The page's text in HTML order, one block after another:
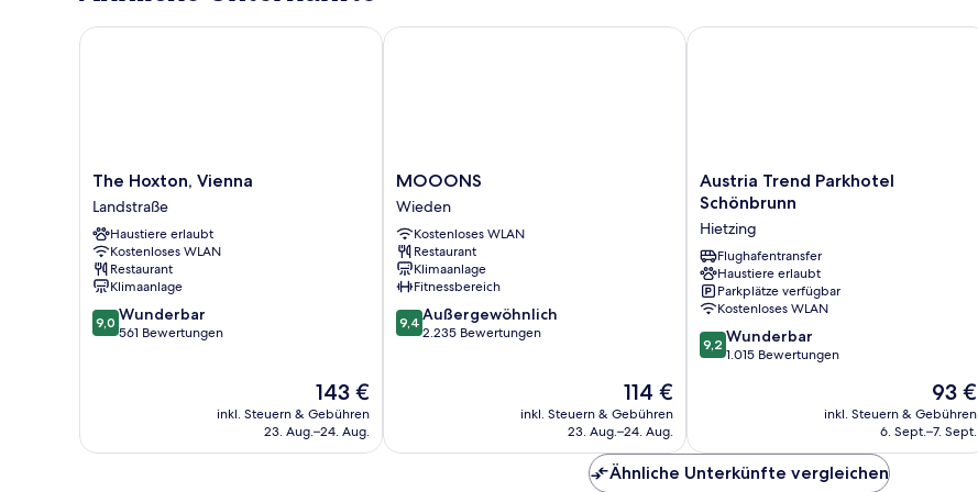
The
Hoxton,
Vienna
Landstraße
The Hoxton, Vienna
Landstraße
Haustiere erlaubt
Kostenloses WLAN
Restaurant
Klimaanlage
9.0
von
9,0 Wunderbar
561 Bewertungen
Der
Preis
beträgt
143 €
inkl. Steuern & Gebühren
23. Aug.–24. Aug.
The Hoxton, Vienna
MOOONS
Wieden
MOOONS
Wieden
Kostenloses WLAN
Restaurant
Klimaanlage
Fitnessbereich
9.4
von
9,4 Außergewöhnlich
2.235 Bewertungen
Der
Preis
beträgt
114 €
inkl. Steuern & Gebühren
23. Aug.–24. Aug.
MOOONS
Austria
Trend
Schönbrunn
Hietzing
Austria Trend Parkhotel
Schönbrunn
Hietzing
Flughafentransfer
Haustiere erlaubt
Parkplätze verfügbar
Kostenloses WLAN
9.2
von
9,2 Wunderbar
1.015 Bewertungen
Der
Preis
beträgt
93 €
inkl. Steuern & Gebühren
6. Sept.–7. Sept.
Austria Trend Parkhotel Schönbrunn
Ähnliche Unterkünfte vergleichen